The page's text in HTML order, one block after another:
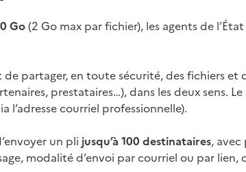
Go(2 Go max par fichier), les agents de
partager, en toute sécurité, des fichiers et
prestataires…), dans les deux sens.
l’adresse courriel professionnelle).
un pli jusqu’à 100 destinataires,
modalité d’envoi par courriel ou par lien,